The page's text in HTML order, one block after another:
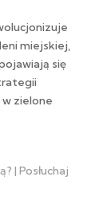
miejskiej,
się
zielone